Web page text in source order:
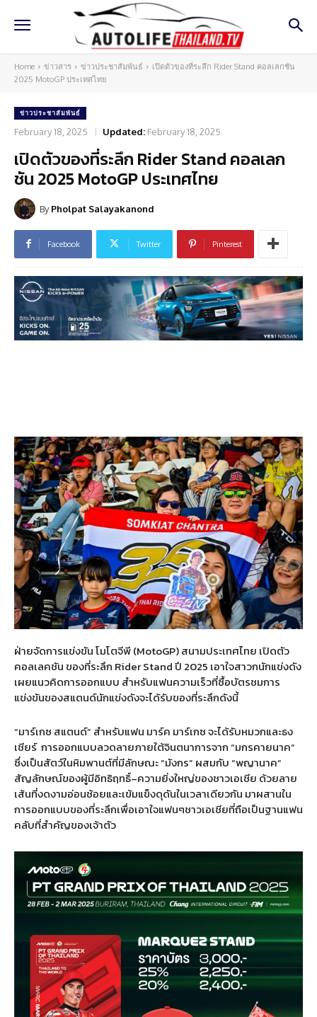
Home ข่าวสาร ข่าวประชาสัมพันธ์
เปิดตัวของที่ระลึก Rider Stand คอลเลกชัน
2025 MotoGP ประเทศไทย
ข่าวประชาสัมพันธ์
February 18, 2025 Updated: February 18, 2025
เปิดตัวของที่ระลึก Rider Stand คอลเลก
ชัน 2025 MotoGP ประเทศไทย
By Pholpat Salayakanond
Facebook Twitter Pinterest
ฝ่ายจัดการแข่งขัน โมโตจีพี (MotoGP) สนามประเทศไทย เปิดตัว
คอลเลคชัน ของที่ระลึก Rider Standปี 2025 เอาใจสาวกนักแข่งดัง
เผยแนวคิดการออกแบบ สำหรับแฟนความเร็วที่ซื้อบัตรชมการ
แข่งขันของสแตนด์นักแข่งดังจะได้รับของที่ระลึกดังนี้
“มาร์เกซ สแตนด์” สำหรับแฟน มาร์ค มาร์เกซ จะได้รับหมวกและธง
เชียร์ การออกแบบลวดลายภายใต้จินตนาการจาก“มกรคายนาค”
ซึ่งเป็นสัตว์ในหิมพานต์ที่มีลักษณะ“มังกร” ผสมกับ“พญานาค”
สัญลักษณ์ของผู้มีอิทธิฤทธิ์–ความยิ่งใหญ่ของชาวเอเชีย ด้วยลาย
เส้นที่งดงามอ่อนช้อยและเข้มแข็งดุดันในเวลาเดียวกัน มาผสานใน
การออกแบบของที่ระลึกเพื่อเอาใจแฟนๆชาวเอเชียที่ถือเป็นฐานแฟน
คลับที่สำคัญของเจ้าตัว